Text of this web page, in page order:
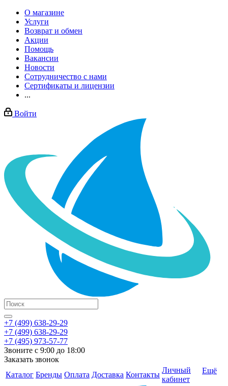
О магазине
Услуги
Возврат и обмен
Акции
Помощь
Вакансии
Новости
Сотрудничество с нами
Сертификаты и лицензии
...
Войти
+7 (499) 638-29-29
+7 (499) 638-29-29
+7 (495) 973-57-77
Звоните с 9:00 до 18:00
Заказать звонок
Каталог Бренды Оплата Доставка Контакты
Личный
кабинет
Ещё